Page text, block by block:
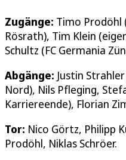
Zugänge: Timo Prodöhl
Rösrath), Tim Klein
Schultz (FC Germania
Abgänge: Justin
Nord), Nils Pfleging,
Karriereende), Florian
Tor: Nico Görtz, Philipp
Prodöhl, Niklas Schröer.